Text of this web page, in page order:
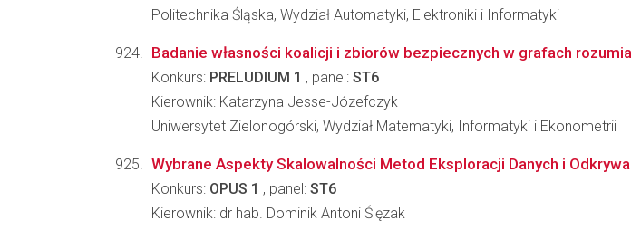
Politechnika Śląska, Wydział Automatyki, Elektroniki i Informatyki
Badanie własności koalicji i zbiorów bezpiecznych w grafach
Konkurs: PRELUDIUM 1 , panel: ST6
Kierownik: Katarzyna Jesse-Józefczyk
Uniwersytet Zielonogórski, Wydział Matematyki, Informatyki i Ekonometrii
Wybrane Aspekty Skalowalności Metod Eksploracji Danych i
Konkurs: OPUS 1 , panel: ST6
Kierownik: dr hab. Dominik Antoni Ślęzak